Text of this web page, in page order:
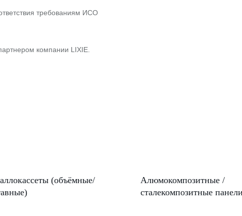
требованиям ИСО
компании LIXIE.
(объёмные/
Алюмокомпозитные /
сталекомпозитные панели